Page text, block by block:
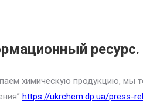
ресурс.
химическую продукцию, мы
https://ukrchem.dp.ua/press-